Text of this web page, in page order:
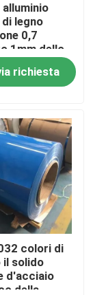
legno
0,7
1mm dello
richiesta
colori di
il solido
d'acciaio
della